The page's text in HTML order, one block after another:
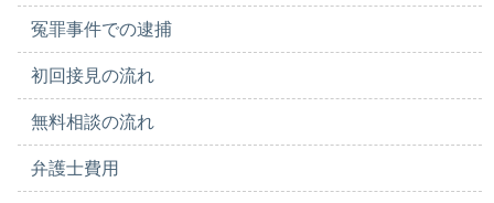
冤罪事件での逮捕
初回接見の流れ
無料相談の流れ
弁護士費用